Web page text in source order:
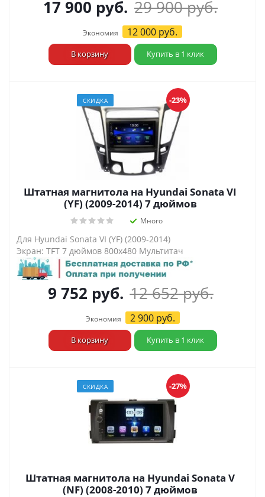
17 900 руб. 29 900руб.
Экономия 12 000 руб.
В корзину Купить в 1 клик
СКИДКА -23%
Штатная магнитола на Hyundai Sonata VI
(YF) (2009-2014) 7 дюймов
Много
Для Hyundai Sonata VI (YF) (2009-2014)
Экран: TFT 7 дюймов 800х480 Мультитач
9 752 руб. 12 652руб.
Экономия 2 900руб.
В корзину Купить в 1 клик
СКИДКА -27%
Штатная магнитола на Hyundai Sonata V
(NF) (2008-2010) 7 дюймов